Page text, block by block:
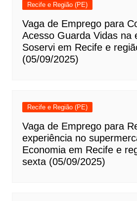
Recife e Região (PE)
Vaga de Emprego para
Acesso Guarda Vidas na
Soservi em Recife e
(05/09/2025)
Recife e Região (PE)
Vaga de Emprego para
experiência no
Economia em Recife e
sexta (05/09/2025)